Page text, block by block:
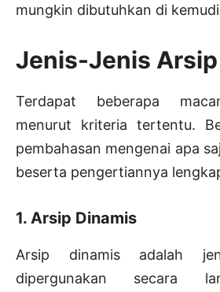
mungkin dibutuhkan di
Jenis-Jenis Arsip
Terdapat beberapa
menurut kriteria tertentu.
pembahasan mengenai apa
beserta pengertiannya
1. Arsip Dinamis
Arsip dinamis adalah
dipergunakan secara